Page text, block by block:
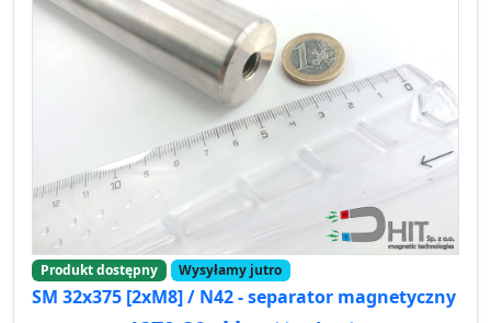
Produkt dostępny Wysyłamy jutro
SM 32x375 [2xM8] / N42 - separator magnetyczny